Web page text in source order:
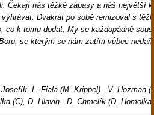
Čekají nás těžké zápasy a náš největší
Dvakrát po sobě remizoval s
co k tomu dodat. My se každopádně
se kterým se nám zatím vůbec
L. Fiala (M. Krippel) - V. Hozman
(C), D. Hlavin - D. Chmelík (D. Homolka)